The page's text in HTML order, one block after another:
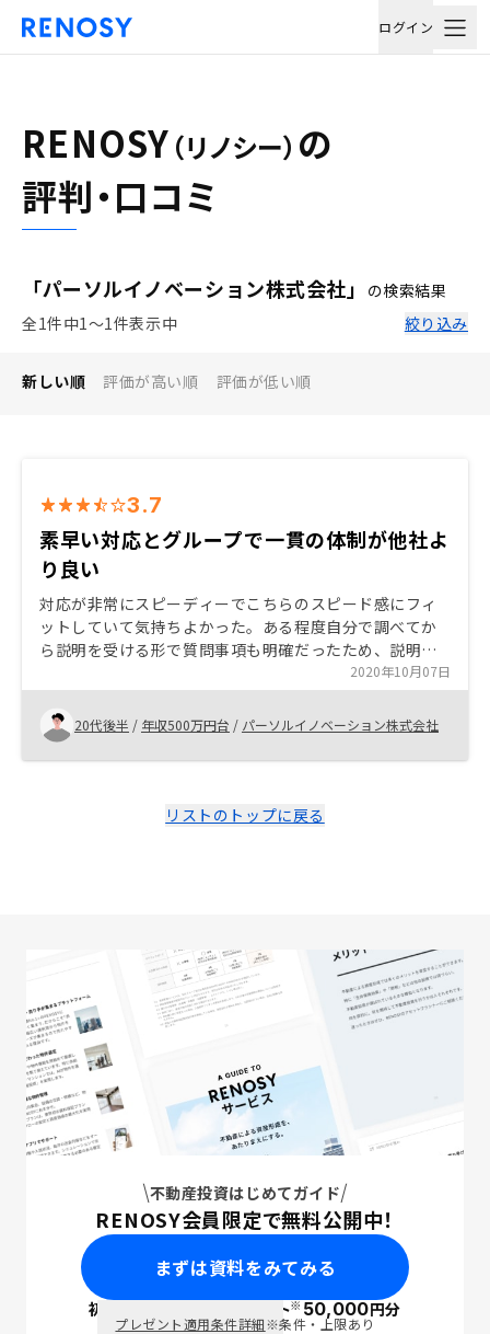
ログイン
RENOSY （リノシー） の
評判・口コミ
「パーソルイノベーション株式会社」
の検索結果
全1件中1〜1件表示中
絞り込み
新しい順 評価が高い順 評価が低い順
3.7
素早い対応とグループで一貫の体制が他社よ
り良い
対応が非常にスピーディーでこちらのスピード感にフィ
ットしていて気持ちよかった。ある程度自分で調べてか
ら説明を受ける形で質問事項も明確だったため、説明は
丁寧すぎるとは感じた。説明資料は知識がない人に対し
ても非常にわかりやすく作ってあると感じた。 物件選び
においては希望エリアの候補が少なく感じたので、もう
少し選択肢を広げて検討してみたいとは感じた。 物件選
びに関してはこちらも素人なので、判断基準や軸となる
提供して、自分で判断しやすい形にして欲しいとは思っ
たりも開示された上で、選びたかった。 仕入れ原価はネ
ットでおおよそ過去の取引実績で分かるので、どれくら
い利益を載せているのかも分かるが、その価格の妥当性
の判断ができないため、こちらが納得感のある形で意思
決定できる上記のような情報開示はしてほしい。 最終的
には、検討すらなく値引き交渉にも応じてもらうことが
できず、そのあたりは納得感は薄かった。 ※他の口コミ
で普通に数十万単位で値引きしてもらったというものが
いくつかあったため。 物件ごとに値引きルールも違うと
説明があったが、結局購入した物件の何がそんなによい
のかは抽象度が高い説明のみで、他との比較もない、判
断できないので、個人的には納得感は薄い。 グループ一
貫での体制については、価格メリットも大きく、他社と
比較しても明らかに良いとは感じた。 テックを用いてい
る割には、そのテックを用いての細かい結果やエビデン
スの開示がないので、納得感はあまりない。全体の入居
率の実績のみにしか顧客にはテックを用いた根拠を提示
2020年10月07日
20代後半 / 年収500万円台 / パーソルイノベーション株式会社
リストのトップに戻る
不動産投資はじめてガイド
RENOSY会員限定で無料公開中！
まずは資料をみてみる
初回面談で ポイント※50,000円分
プレゼント適用条件詳細※条件・上限あり